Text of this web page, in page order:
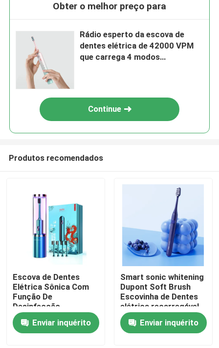
Para casa
Produtos
Obter o melhor preço para
Rádio esperto da escova de
dentes elétrica de 42000 VPM
que carrega 4 modos
Continue
Produtos recomendados
Escova de Dentes
Elétrica Sônica Com
Função De
Desinfecção
Enviar inquérito
Smart sonic whitening
Dupont Soft Brush
Escovinha de Dentes
elétrica recarregável
Enviar inquérito